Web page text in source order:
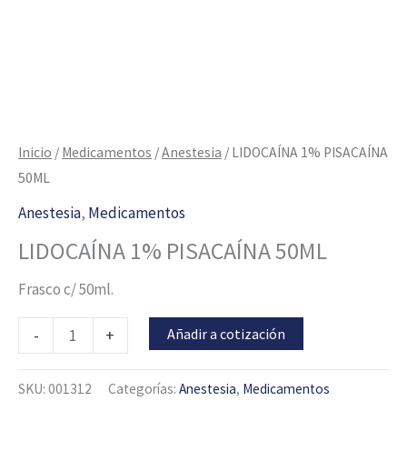
Inicio / Medicamentos /Anestesia / LIDOCAÍNA 1% PISACAÍNA
50ML
Anestesia, Medicamentos
LIDOCAÍNA 1% PISACAÍNA 50ML
Frasco c/ 50ml.
- + Añadir a cotización
SKU: 001312 Categorías: Anestesia, Medicamentos